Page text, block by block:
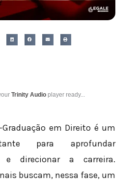
Trinity Audio player ready...
em Direito é um
para aprofundar
e direcionar a carreira.
buscam, nessa fase, um